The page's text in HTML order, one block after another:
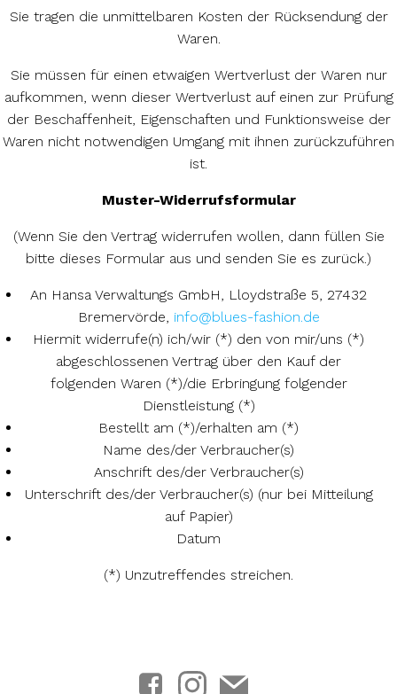
Sie tragen die unmittelbaren Kosten der Rücksendung der
Waren.
Sie müssen für einen etwaigen Wertverlust der Waren nur
aufkommen, wenn dieser Wertverlust auf einen zur Prüfung
der Beschaffenheit, Eigenschaften und Funktionsweise der
Waren nicht notwendigen Umgang mit ihnen zurückzuführen
ist.
Muster-Widerrufsformular
(Wenn Sie den Vertrag widerrufen wollen, dann füllen Sie
bitte dieses Formular aus und senden Sie es zurück.)
An Hansa Verwaltungs GmbH, Lloydstraße 5, 27432
Bremervörde, info@blues-fashion.de
Hiermit widerrufe(n) ich/wir (*) den von mir/uns (*)
abgeschlossenen Vertrag über den Kauf der
folgenden Waren (*)/die Erbringung folgender
Dienstleistung (*)
Bestellt am (*)/erhalten am (*)
Name des/der Verbraucher(s)
Anschrift des/der Verbraucher(s)
Unterschrift des/der Verbraucher(s) (nur bei Mitteilung
auf Papier)
Datum
(*) Unzutreffendes streichen.